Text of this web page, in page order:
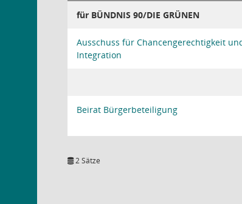
für BÜNDNIS 90/DIE GRÜNEN
Ausschuss für Chancengerechtigkeit
Integration
Beirat Bürgerbeteiligung
2 Sätze